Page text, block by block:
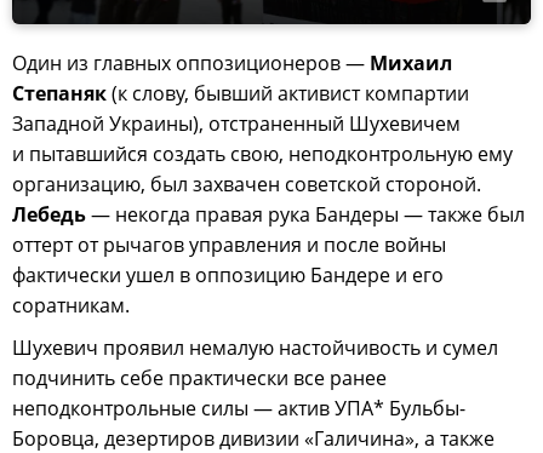
Один из главных оппозиционеров — Михаил
Степаняк(к слову, бывший активист компартии
Западной Украины), отстраненный Шухевичем
и пытавшийся создать свою, неподконтрольную ему
организацию, был захвачен советской стороной.
Лебедь— некогда правая рука Бандеры — также был
оттерт от рычагов управления и после войны
фактически ушел в оппозицию Бандере и его
соратникам.
Шухевич проявил немалую настойчивость и сумел
подчинить себе практически все ранее
неподконтрольные силы — актив УПА* Бульбы-
Боровца, дезертиров дивизии «Галичина», а также